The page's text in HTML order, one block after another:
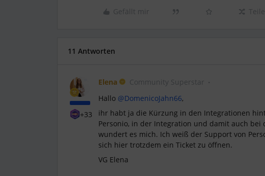
Gefällt mir
11 Antworten
+33
Elena Community Superstar
Hallo ​ @DomenicoJahn66,
ihr habt ja die Kürzung in den Integrationen
Personio, in der Integration und damit auch
wundert es mich. Ich weiß der Support von
sich hier trotzdem ein Ticket zu öffnen.
VG Elena